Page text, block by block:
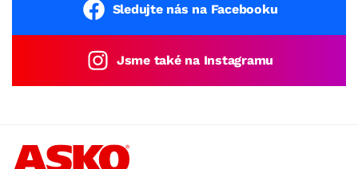
Sledujte nás na Facebooku
Jsme také na Instagramu